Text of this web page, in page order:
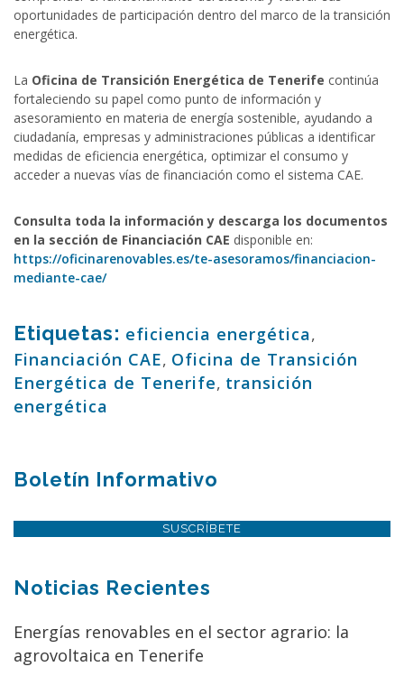
oportunidades de participación dentro del marco de la transición
energética.
La Oficina de Transición Energética de Tenerife continúa
fortaleciendo su papel como punto de información y
asesoramiento en materia de energía sostenible, ayudando a
ciudadanía, empresas y administraciones públicas a identificar
medidas de eficiencia energética, optimizar el consumo y
acceder a nuevas vías de financiación como el sistema CAE.
Consulta toda la información y descarga los documentos
en la sección de Financiación CAE disponible en:
https://oficinarenovables.es/te-asesoramos/financiacion-
mediante-cae/
Etiquetas: eficiencia energética,
Financiación CAE, Oficina de Transición
Energética de Tenerife, transición
energética
Boletín Informativo
SUSCRÍBETE
Noticias Recientes
Energías renovables en el sector agrario: la
agrovoltaica en Tenerife